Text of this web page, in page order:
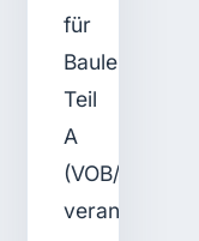
für
Bauleistungen
Teil
A
(VOB/A)
verankert.